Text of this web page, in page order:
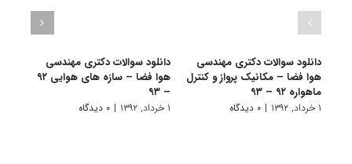
دانلود سوالات دکتری مهندسی
هوا فضا – مکانیک پرواز و کنترل
ماهواره ۹۲ – ۹۳
۱ خرداد, ۱۳۹۲ | ۰ دیدگاه
دانلود سوالات دکتری مهندسی
هوا فضا – سازه های هوایی ۹۲
– ۹۳
۱ خرداد, ۱۳۹۲ | ۰ دیدگاه